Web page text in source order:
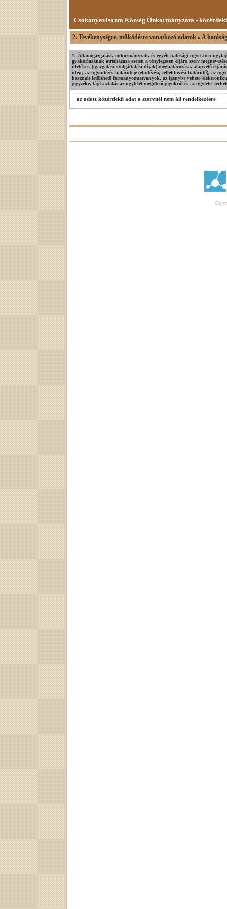
Csokonyavisonta Község Önkormányzata -
2. Tevékenységre, működésre vonatkozó adatok » A
1. Államigazgatási, önkormányzati, és egyéb hatósági ügyekben
gyakorlásának átruházása esetén a ténylegesen eljáró szerv
illetékek (igazgatási szolgáltatási díjak) meghatározása, alapvető
ideje, az ügyintézés határideje (elintézési, fellebbezési határidő), az
használt letölthető formanyomtatványok, az igénybe vehető
jegyzéke, tájékoztatás az ügyfelet megillető jogokról és az ügyfelet
az adott közérdekű adat a szervnél nem áll rendelkezésre